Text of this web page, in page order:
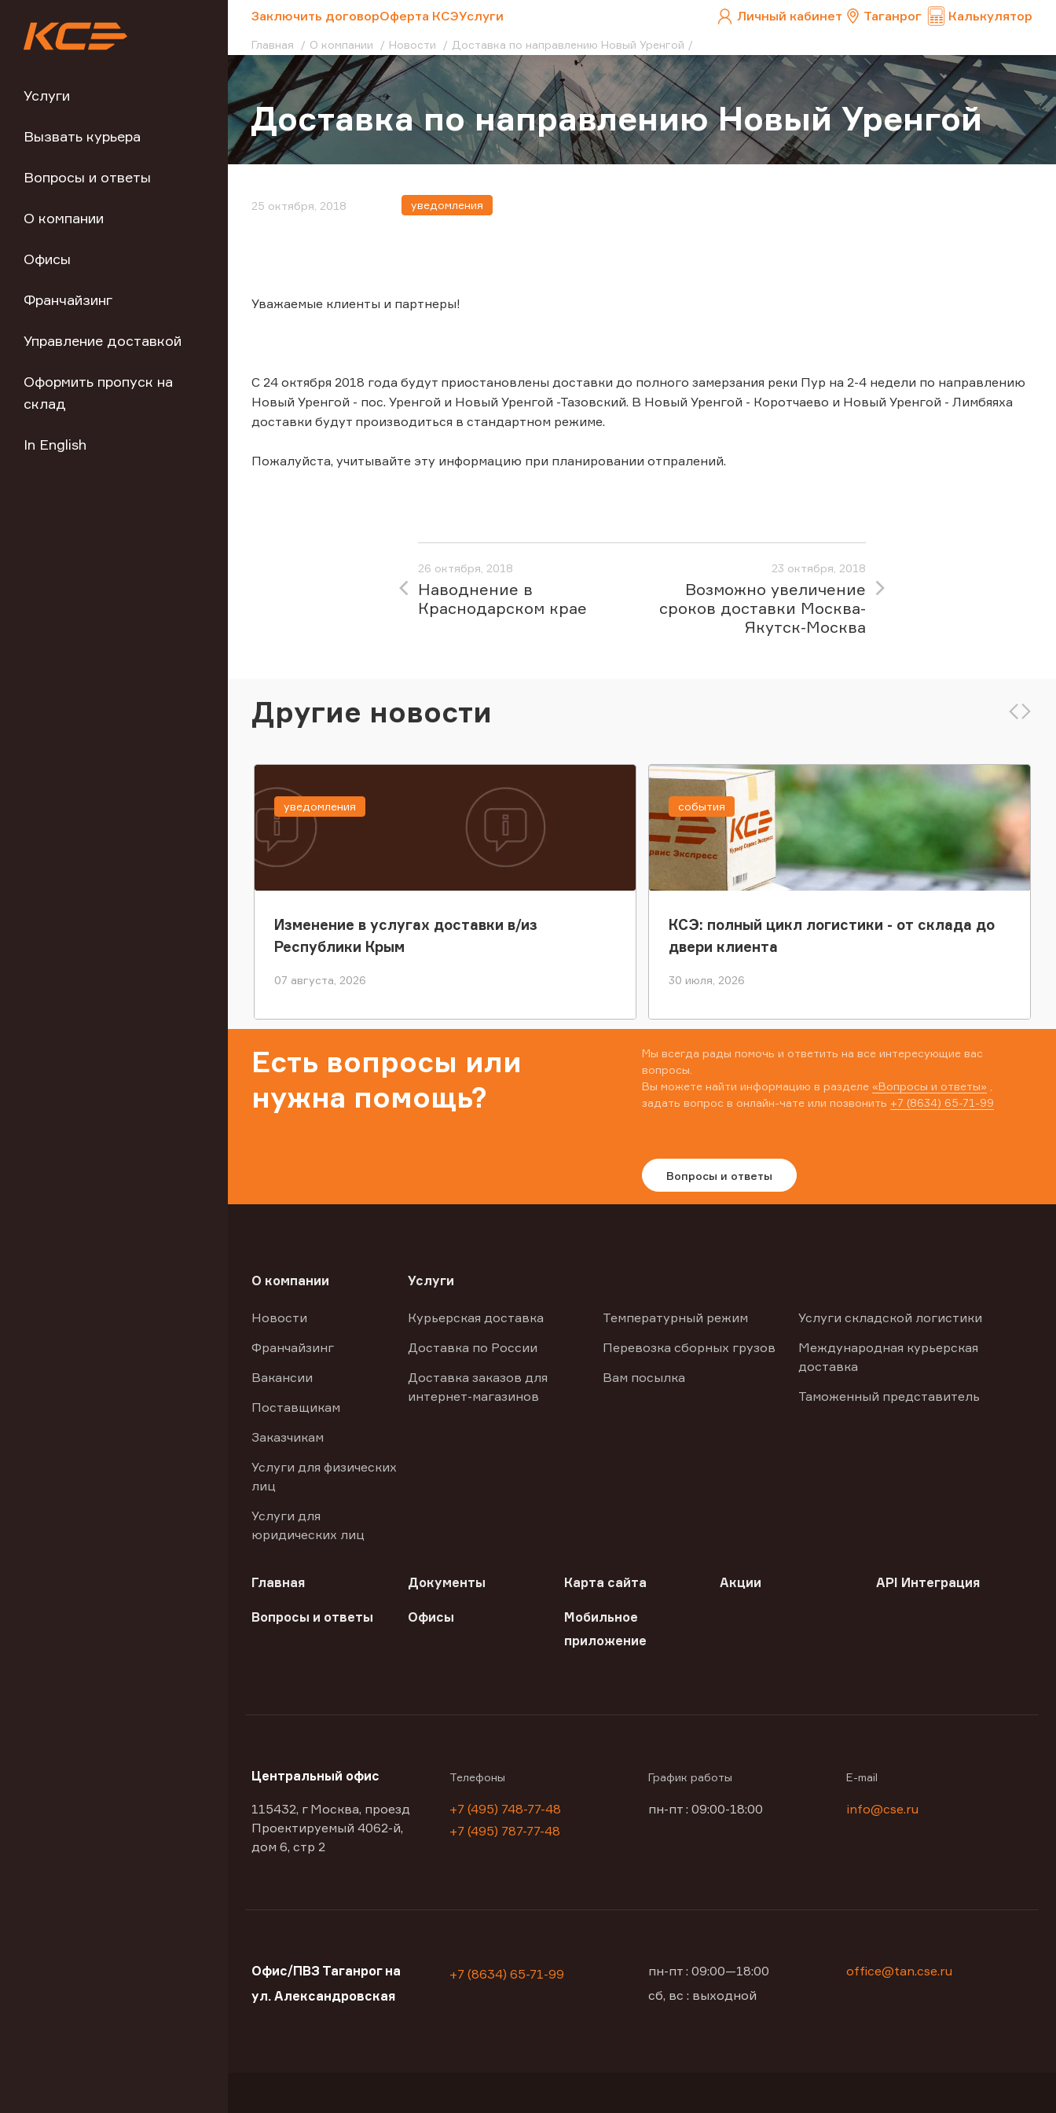
Услуги
Вызвать курьера
Вопросы и ответы
О компании
Офисы
Франчайзинг
Управление доставкой
Оформить пропуск на
склад
In English
Заключить договорОферта КСЭУслуги Личный кабинет Таганрог Калькулятор
Главная О компании Новости Доставка по направлению Новый Уренгой
Доставка по направлению Новый Уренгой
25 октября, 2018 уведомления
Уважаемые клиенты и партнеры!
С 24 октября 2018 года будут приостановлены доставки до полного замерзания реки Пур на 2-4 недели по направлению
Новый Уренгой - пос. Уренгой и Новый Уренгой -Тазовский. В Новый Уренгой - Коротчаево и Новый Уренгой - Лимбяяха
доставки будут производиться в стандартном режиме.
Пожалуйста, учитывайте эту информацию при планировании отпралений.
26 октября, 2018
Наводнение в
Краснодарском крае
23 октября, 2018
Возможно увеличение
сроков доставки Москва-
Якутск-Москва
Другие новости
Изменение в услугах доставки в/из
Республики Крым
07 августа, 2026
уведомления
КСЭ: полный цикл логистики - от склада до
двери клиента
30 июля, 2026
события
Есть вопросы или
нужна помощь?
Мы всегда рады помочь и ответить на все интересующие вас
вопросы.
Вы можете найти информацию в разделе «Вопросы и ответы»
задать вопрос в онлайн-чате или позвонить +7 (8634) 65-71-99
Вопросы и ответы
О компании
Новости
Франчайзинг
Вакансии
Поставщикам
Заказчикам
Услуги для физических
лиц
Услуги для
юридических лиц
Услуги
Курьерская доставка
Доставка по России
Доставка заказов для
интернет-магазинов
Температурный режим
Перевозка сборных грузов
Вам посылка
Услуги складской логистики
Международная курьерская
доставка
Таможенный представитель
Главная Документы Карта сайта Акции API Интеграция
Вопросы и ответы Офисы
Мобильное
приложение
Центральный офис
115432, г Москва, проезд
Проектируемый 4062-й,
дом 6, стр 2
Телефоны
+7 (495) 748-77-48
+7 (495) 787-77-48
График работы
пн-пт : 09:00-18:00
E-mail
info@cse.ru
Офис/ПВЗ Таганрог на
ул. Александровская
+7 (8634) 65-71-99
пн-пт : 09:00—18:00
сб, вс : выходной
office@tan.cse.ru